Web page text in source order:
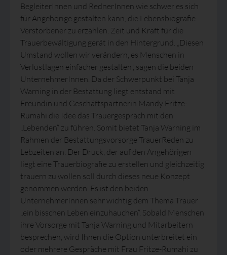
BegleiterInnen und RednerInnen wie schwer es sich
für Angehörige gestalten kann, die Lebensbiografie
Verstorbener zu erzählen. Zeit und Kraft für die
Trauerbewältigung gerät in den Hintergrund. „Diesen
Umstand wollen wir verändern, es Menschen in
Verlustlagen einfacher gestalten“, sagen die beiden
UnternehmerInnen. Da der Schwerpunkt bei Tanja
Warning in der Bestattung liegt entstand mit
Freundin und Geschäftspartnerin Mandy Fritze-
Rumahi die Idee das Trauergespräch mit den
„Lebenden“ zu führen. Somit bietet Tanja Warning im
Rahmen der Bestattungsvorsorge TrauerReden zu
Lebzeiten an. Der Druck, der auf den Angehörigen
liegt eine Trauerbiografie zu erstellen und gleichzeitig
trauern zu wollen soll durch dieses neue Konzept
genommen werden. Es ist den beiden
UnternehmerInnen sehr wichtig dem Thema Trauer
„ein bisschen Leben einzuhauchen“. Sobald Menschen
ihre Vorsorge mit Tanja Warning und Mitarbeitern
besprechen, wird Ihnen die Option unterbreitet ein
oder mehrere Gespräche mit Frau Fritze-Rumahi zu